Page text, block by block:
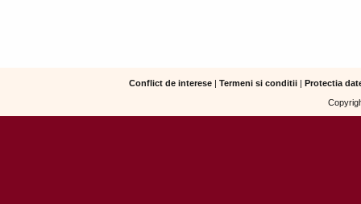
Conflict de interese| Termeni si conditii| Protectia